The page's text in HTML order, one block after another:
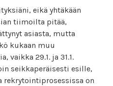
eikä yhtäkään
tiimoilta pitää,
asiasta, mutta
kukaan muu
vaikka 29.1. ja 31.1.
seikkaperäisesti esille,
on